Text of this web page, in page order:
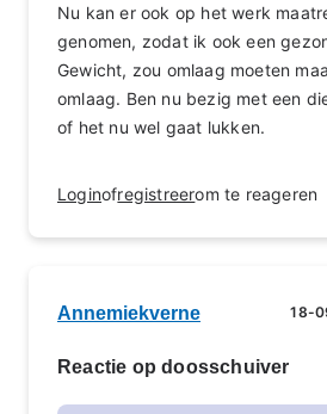
Nu kan er ook op het werk
genomen, zodat ik ook een
Gewicht, zou omlaag moeten
omlaag. Ben nu bezig met een
of het nu wel gaat lukken.
Loginofregistreerom te reageren
Annemiekverne 18-
Reactie op doosschuiver